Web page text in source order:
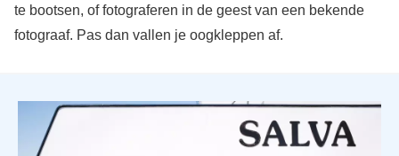
te bootsen, of fotograferen in de geest van een bekende
fotograaf. Pas dan vallen je oogkleppen af.